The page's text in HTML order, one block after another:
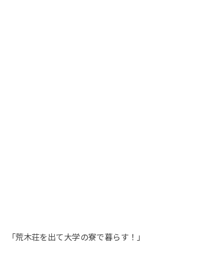
「荒木荘を出て大学の寮で暮らす！」